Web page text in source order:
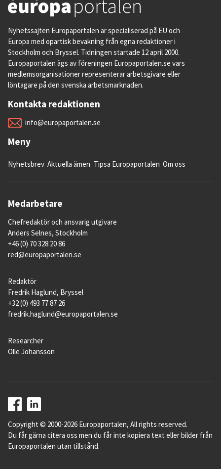
Nyhetssajten Europaportalen är specialiserad på EU och
Europa med opartisk bevakning från egna redaktioner i
Stockholm och Bryssel. Tidningen startade 12 april 2000.
Europaportalen ägs av föreningen Europaportalen.se vars
medlemsorganisationer representerar arbetsgivare eller
löntagare på den svenska arbetsmarknaden.
Kontakta redaktionen
info@europaportalen.se
Meny
Nyhetsbrev Aktuella ämen Tipsa Europaportalen Om oss
Medarbetare
Chefredaktör och ansvarig utgivare
Anders Selnes, Stockholm
+46 (0) 70 328 20 86
red@europaportalen.se
Redaktör
Fredrik Haglund, Bryssel
+32 (0) 493 77 87 26
fredrik.haglund@europaportalen.se
Researcher
Olle Johansson
Copyright © 2000-2026 Europaportalen, All rights reserved.
Du får gärna citera oss men du får inte kopiera text eller bilder från
Europaportalen utan tillstånd.